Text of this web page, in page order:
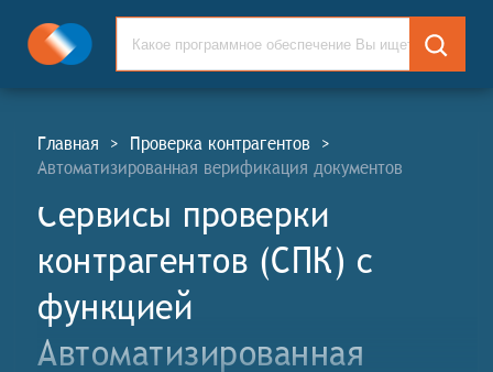
Главная > Проверка контрагентов >
Автоматизированная верификация документов
Сервисы проверки
контрагентов (СПК) c
функцией
Автоматизированная